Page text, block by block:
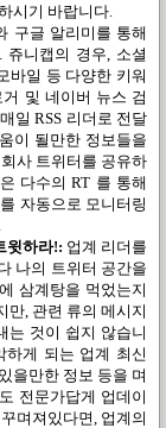
시기 바랍니다.
구글 알리미를 통해
쥬니캡의 경우
소셜
바일 등 다양한 키워
및 네이버 뉴스 검
매일 RSS 리더로 전달
이 될만한 정보들을
사 트위터를 공유하
다수의 RT 를 통해
자동으로 모니터링
윗하라!: 업계 리더를
나의 트위터 공간을
삼계탕을 먹었는지
만, 관련 류의 메시지
는 것이 쉽지 않습니
하게 되는 업계 최신
을만한 정보 등을 며
전문가답게 업데이
며져있다면 업계의